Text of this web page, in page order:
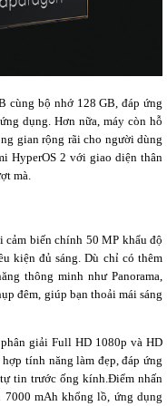
cùng bộ nhớ 128 GB, đáp ứng
dụng. Hơn nữa, máy còn hỗ
gian rộng rãi cho người dùng
HyperOS 2 với giao diện thân
mà.
cảm biến chính 50 MP khẩu độ
kiện đủ sáng. Dù chỉ có thêm
thông minh như Panorama,
đêm, giúp bạn thoải mái sáng
giải Full HD 1080p và HD
tính năng làm đẹp, đáp ứng
tin trước ống kính.Điểm nhấn
mAh khổng lồ, ứng dụng